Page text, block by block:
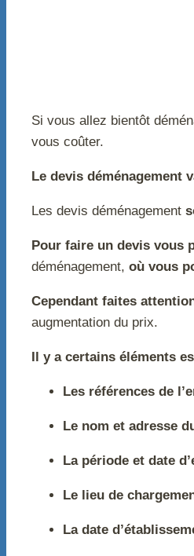
Si vous allez bientôt
vous coûter.
Le devis déménagement
Les devis déménagement
Pour faire un devis vous
déménagement, où vous
Cependant faites
augmentation du prix.
Il y a certains éléments
Les références de
Le nom et adresse
La période et date
Le lieu de
La date